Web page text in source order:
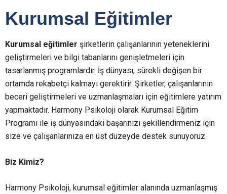
Kurumsal Eğitimler
Kurumsal eğitimler şirketlerin çalışanlarının yeteneklerini
geliştirmeleri ve bilgi tabanlarını genişletmeleri için
tasarlanmış programlardır. İş dünyası, sürekli değişen bir
ortamda rekabetçi kalmayı gerektirir. Şirketler, çalışanlarının
beceri geliştirmeleri ve uzmanlaşmaları için eğitimlere yatırım
yapmaktadır. Harmony Psikoloji olarak Kurumsal Eğitim
Programı ile iş dünyasındaki başarınızı şekillendirmeniz için
size ve çalışanlarınıza en üst düzeyde destek sunuyoruz.
Biz Kimiz?
Harmony Psikoloji, kurumsal eğitimler alanında uzmanlaşmış